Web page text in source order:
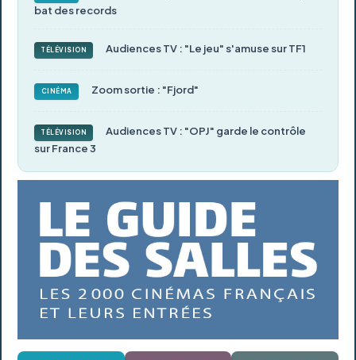
bat des records
TÉLÉVISION Audiences TV : "Le jeu" s'amuse sur TF1
CINÉMA Zoom sortie : "Fjord"
TÉLÉVISION
Audiences TV : "OPJ" garde le contrôle
sur France 3